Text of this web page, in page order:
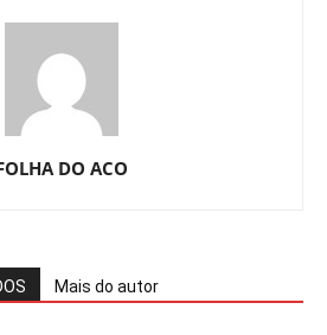
DO ACO
Mais do autor